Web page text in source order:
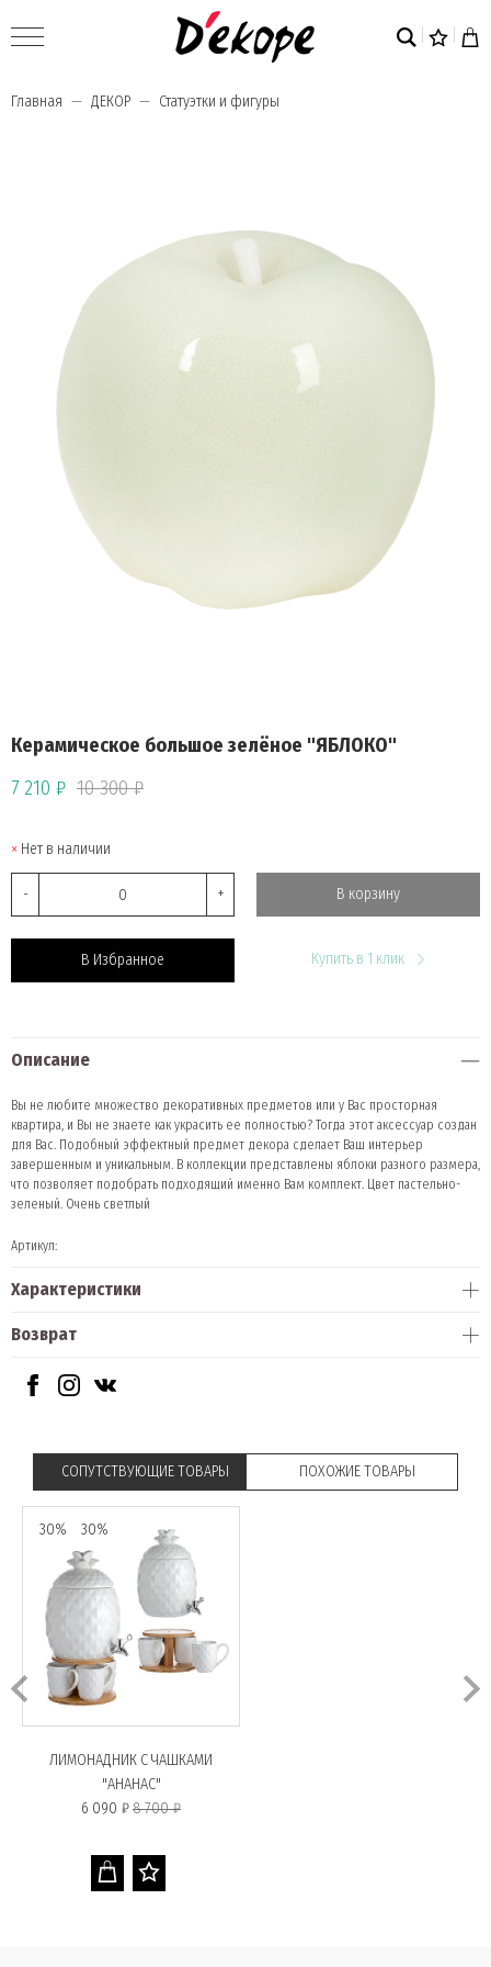
Главная ДЕКОР Статуэтки и фигуры
Керамическое большое зелёное "ЯБЛОКО"
7 210 ₽ 10 300 ₽
Нет в наличии
- + В корзину
В Избранное Купить в 1 клик
Описание
Вы не любите множество декоративных предметов или у Вас просторная
квартира, и Вы не знаете как украсить ее полностью? Тогда этот аксессуар создан
для Вас. Подобный эффектный предмет декора сделает Ваш интерьер
завершенным и уникальным. В коллекции представлены яблоки разного размера,
что позволяет подобрать подходящий именно Вам комплект. Цвет пастельно-
зеленый. Очень светлый
Артикул:
Характеристики
Возврат
СОПУТСТВУЮЩИЕ ТОВАРЫ ПОХОЖИЕ ТОВАРЫ
30% 30%
ЛИМОНАДНИК С ЧАШКАМИ
"АНАНАС"
6 090 ₽8 700 ₽